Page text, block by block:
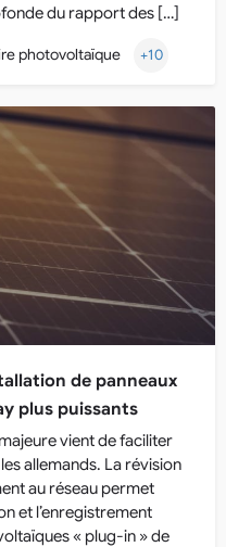
du rapport des […]
photovoltaïque +10
de panneaux
plus puissants
vient de faciliter
allemands. La révision
au réseau permet
et l’enregistrement
« plug-in » de